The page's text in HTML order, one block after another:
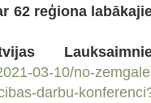
62 reģiona
03-10/no-
darbu-